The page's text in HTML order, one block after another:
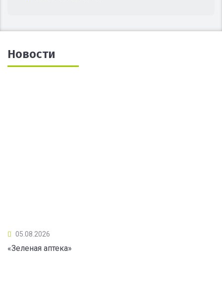
Новости
05.08.2026
«Зеленая аптека»